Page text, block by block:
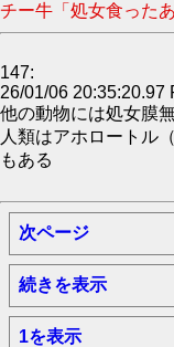
チー牛「処女食った
147:
26/01/06 20:35:20.97
他の動物には処女膜
人類はアホロートル
もある
次ページ
続きを表示
1を表示